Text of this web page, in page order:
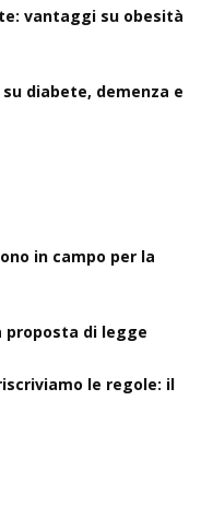
vantaggi su obesità
diabete, demenza e
in campo per la
di legge
le regole: il